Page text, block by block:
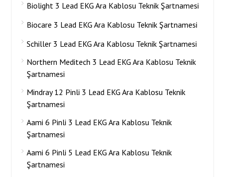
Biolight 3 Lead EKG Ara Kablosu Teknik Şartnamesi
Biocare 3 Lead EKG Ara Kablosu Teknik Şartnamesi
Schiller 3 Lead EKG Ara Kablosu Teknik Şartnamesi
Northern Meditech 3 Lead EKG Ara Kablosu Teknik
Şartnamesi
Mindray 12 Pinli 3 Lead EKG Ara Kablosu Teknik
Şartnamesi
Aami 6 Pinli 3 Lead EKG Ara Kablosu Teknik
Şartnamesi
Aami 6 Pinli 5 Lead EKG Ara Kablosu Teknik
Şartnamesi